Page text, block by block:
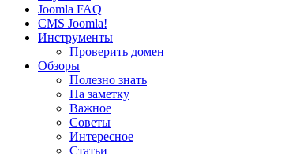
Joomla FAQ
CMS Joomla!
Инструменты
Проверить домен
Обзоры
Полезно знать
На заметку
Важное
Советы
Интересное
Статьи